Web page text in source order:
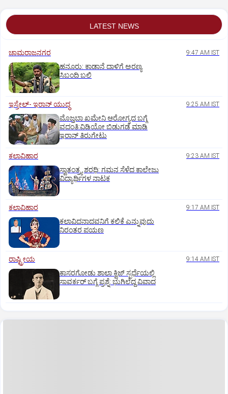
LATEST NEWS
ಚಾಮರಾಜನಗರ 9:47 AM IST
ಹನೂರು: ಕಾಡಾನೆ ದಾಳಿಗೆ ಅರಣ್ಯ
ಸಿಬಂದಿ ಬಲಿ
ಇಸ್ರೇಲ್- ಇರಾನ್‌ ಯುದ್ಧ 9:25 AM IST
ಮೊಜ್ತಬಾ ಖಮೇನಿ ಆರೋಗ್ಯದ ಬಗ್ಗೆ
ವದಂತಿ:ವಿಡಿಯೋ ಬಿಡುಗಡೆ ಮಾಡಿ
ಇರಾನ್‌ ತಿರುಗೇಟು
ಕಲಾವಿಹಾರ 9:23 AM IST
ಸ್ವಾತಂತ್ರ್ಯ ಶರಧಿ: ಗಮನ ಸೆಳೆದ ಕಾಲೇಜು
ವಿದ್ಯಾರ್ಥಿಗಳ ನಾಟಕ
ಕಲಾವಿಹಾರ 9:17 AM IST
ಕಲಾವಿದನಾದವನಿಗೆ ಕಲಿಕೆ ಎನ್ನುವುದು
ನಿರಂತರ ಪಯಣ
ರಾಷ್ಟ್ರೀಯ 9:14 AM IST
ಕಾಸರಗೋಡು ಶಾಲಾ ಕ್ವಿಜ್‌ ಸ್ಪರ್ಧೆಯಲ್ಲಿ
ಸಾವರ್ಕರ್‌ ಬಗ್ಗೆ ಪ್ರಶ್ನೆ: ಭುಗಿಲೆದ್ದ ವಿವಾದ